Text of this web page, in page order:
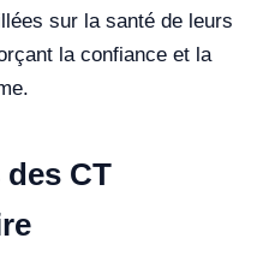
sur la santé de leurs
la confiance et la
CT